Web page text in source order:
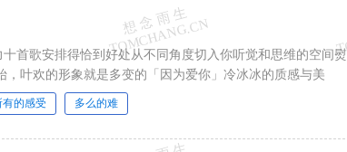
首歌安排得恰到好处从不同角度切入你听觉和思维的空间熨
，叶欢的形象就是多变的「因为爱你」冷冰冰的质感与美
的感受 多么的难